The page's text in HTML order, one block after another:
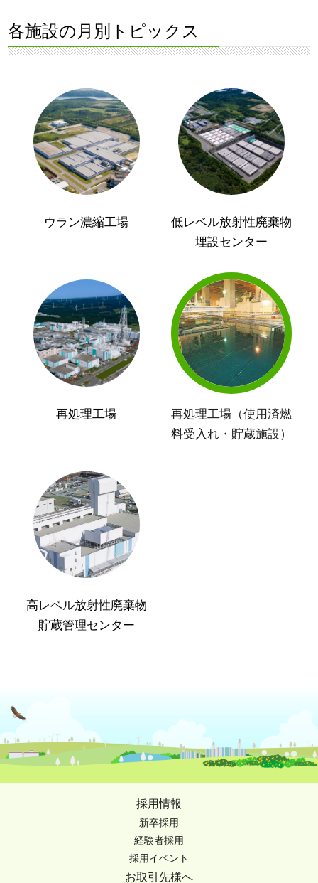
各施設の月別トピックス
ウラン濃縮工場
低レベル放射性廃棄物
埋設センター
再処理工場
再処理工場（使用済燃
料受入れ・貯蔵施設）
高レベル放射性廃棄物
貯蔵管理センター
採用情報
新卒採用
経験者採用
採用イベント
お取引先様へ